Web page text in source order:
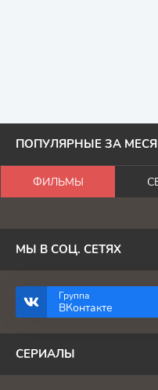
ПОПУЛЯРНЫЕ ЗА
ФИЛЬМЫ
МЫ В СОЦ. СЕТЯХ
Группа
ВКонтакте
СЕРИАЛЫ